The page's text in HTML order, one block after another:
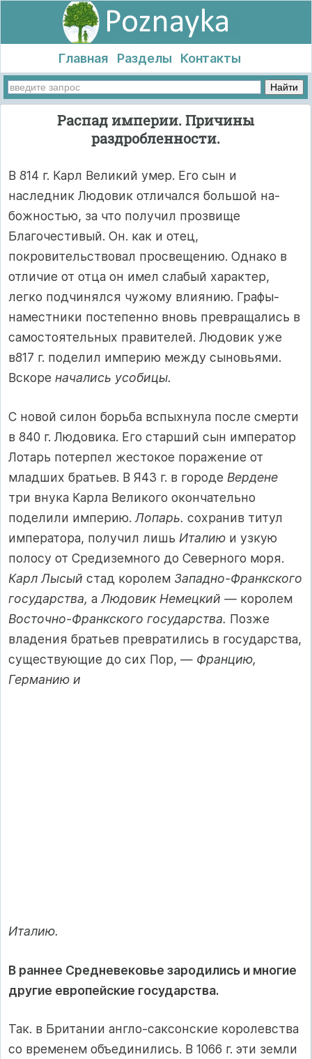
Главная Разделы Контакты
Распад империи. Причины
раздробленности.
В 814 г. Карл Вели­кий умер. Его сын и
наследник Людовик отличался большой на­
божностью, за что получил прозвище
Благочестивый. Он. как и отец,
покровительствовал просвещению. Однако в
отличие от отца он имел слабый характер,
легко подчинялся чужому влиянию. Графы-
наместники постепенно вновь превращались в
самостоя­тельных правителей. Людовик уже
в817 г. поделил империю меж­ду сыновьями.
Вскоре начались усобицы.
С новой силон борьба вспыхнула после смерти
в 840 г. Людови­ка. Его старший сын император
Лотарь потерпел жестокое пора­жение от
младших братьев. В Я43 г. в городе Вердене
три внука Кар­ла Великого окончательно
поделили империю. Лопарь. сохранив титул
императора, получил лишь Италию и узкую
полосу от Сре­диземного до Северного моря.
Карл Лысый стад королем Западно-Франкского
государства, а Людовик Немецкий — королем
Восточ­но-Франкского государства. Позже
владения братьев превратились в государства,
существующие до сих Пор, — Францию,
Германию и
Италию.
В раннее Средневековье зародились и многие
другие европей­ские государства.
Так. в Британии англо-саксонские королевства
со временем объединились. В 1066 г. эти земли